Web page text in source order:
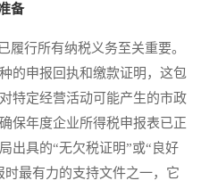
备
行所有纳税义务至关重要。
的申报回执和缴款证明，这包
特定经营活动可能产生的市政
保年度企业所得税申报表已正
出具的“无欠税证明”或“良好
最有力的支持文件之一，它